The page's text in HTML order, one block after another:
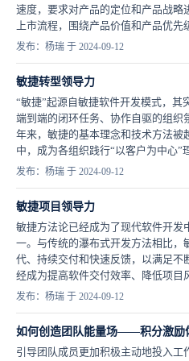
速度，要求对产品的定位和产品战略
上市流程，围绕产品价值和产品优先
发布：杨瑞 于 2024-09-12
敏捷转型领导力
“敏捷”起源自敏捷软件开发模式，其
端到端的闭环任务、协作自驱的组织
年来，敏捷的基本理念和技术方法被
中，成为各组织践行“以客户为中心”
发布：杨瑞 于 2024-09-12
敏捷项目领导力
敏捷方法论已经成为了现代软件开发
一。与传统的瀑布式开发方法相比，
代、持续交付和快速反馈，以满足不
经成为提高软件交付效率、降低项目
发布：杨瑞 于 2024-09-12
如何创造团队能量场——积分激励
引导团队成员更加积极主动地投入工